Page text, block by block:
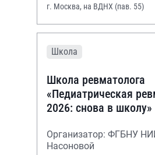
г. Москва, на ВДНХ (пав. 55)
Школа
Школа ревматолога
«Педиатрическая
2026: снова в школу»
Организатор: ФГБНУ
Насоновой